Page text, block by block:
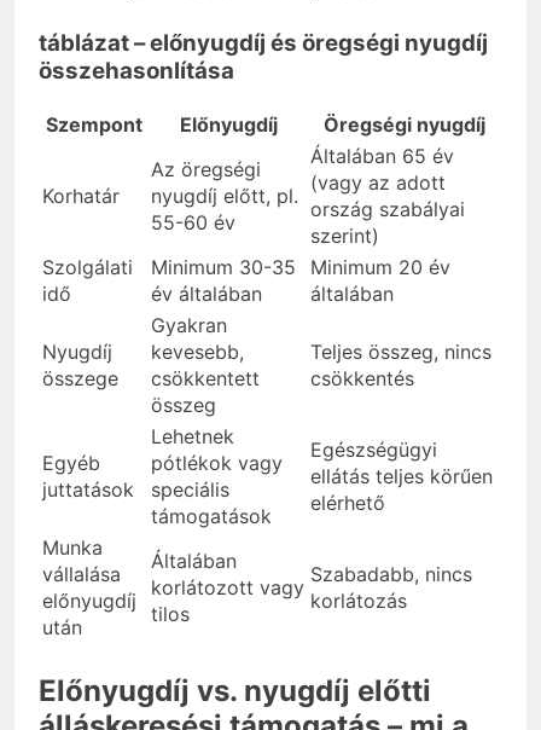
táblázat – előnyugdíj és öregségi nyugdíj
összehasonlítása
Szempont Előnyugdíj Öregségi nyugdíj
Korhatár
Az öregségi
nyugdíj előtt, pl.
55-60 év
Általában 65 év
(vagy az adott
ország szabályai
szerint)
Szolgálati
idő
Minimum 30-35
év általában
Minimum 20 év
általában
Nyugdíj
összege
Gyakran
kevesebb,
csökkentett
összeg
Teljes összeg, nincs
csökkentés
Egyéb
juttatások
Lehetnek
pótlékok vagy
speciális
támogatások
Egészségügyi
ellátás teljes körűen
elérhető
Munka
vállalása
előnyugdíj
után
Általában
korlátozott vagy
tilos
Szabadabb, nincs
korlátozás
Előnyugdíj vs. nyugdíj előtti